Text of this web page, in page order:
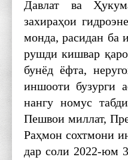
Давлат ва
захираҳои
монда, расидан ба
рушди кишвар
бунёд ёфта,
иншооти бузурги
нангу номус
Пешвои миллат,
Раҳмон сохтмони
дар соли 2022-юм